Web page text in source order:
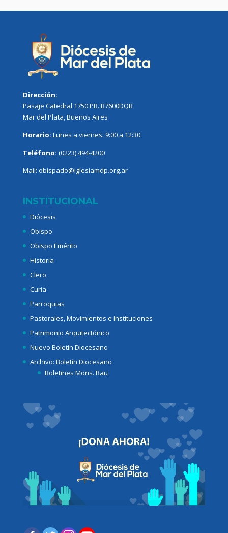
Dirección:
Pasaje Catedral 1750 PB. B7600DQB
Mar del Plata, Buenos Aires
Horario: Lunes a viernes: 9:00 a 12:30
Teléfono: (0223) 494-4200
Mail: obispado@iglesiamdp.org.ar
INSTITUCIONAL
Diócesis
Obispo
Obispo Emérito
Historia
Clero
Curia
Parroquias
Pastorales, Movimientos e Instituciones
Patrimonio Arquitectónico
Nuevo Boletín Diocesano
Archivo: Boletín Diocesano
Boletines Mons. Rau